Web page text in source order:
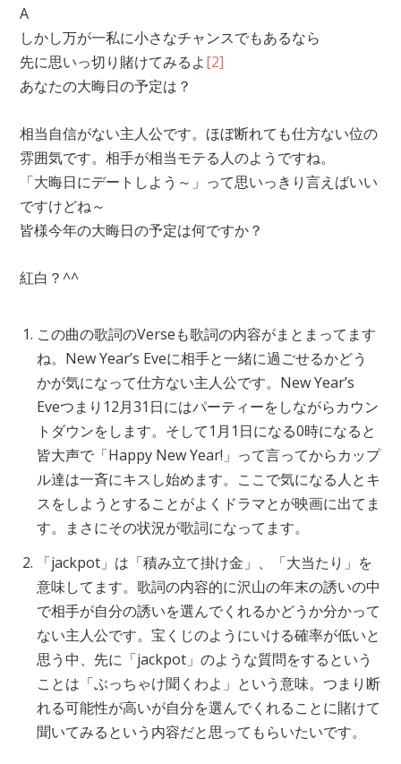
A
しかし万が一私に小さなチャンスでもあるなら
先に思いっ切り賭けてみるよ[2]
あなたの大晦日の予定は？
相当自信がない主人公です。ほぼ断れても仕方ない位の
雰囲気です。相手が相当モテる人のようですね。
「大晦日にデートしよう～」って思いっきり言えばいい
ですけどね～
皆様今年の大晦日の予定は何ですか？
紅白？^^
この曲の歌詞のVerseも歌詞の内容がまとまってます
ね。New Year’s Eveに相手と一緒に過ごせるかどう
かが気になって仕方ない主人公です。New Year’s
Eveつまり12月31日にはパーティーをしながらカウン
トダウンをします。そして1月1日になる0時になると
皆大声で「Happy New Year!」って言ってからカップ
ル達は一斉にキスし始めます。ここで気になる人とキ
スをしようとすることがよくドラマとが映画に出てま
す。まさにその状況が歌詞になってます。
「jackpot」は「積み立て掛け金」、「大当たり」を
意味してます。歌詞の内容的に沢山の年末の誘いの中
で相手が自分の誘いを選んでくれるかどうか分かって
ない主人公です。宝くじのようにいける確率が低いと
思う中、先に「jackpot」のような質問をするという
ことは「ぶっちゃけ聞くわよ」という意味。つまり断
れる可能性が高いが自分を選んでくれることに賭けて
聞いてみるという内容だと思ってもらいたいです。